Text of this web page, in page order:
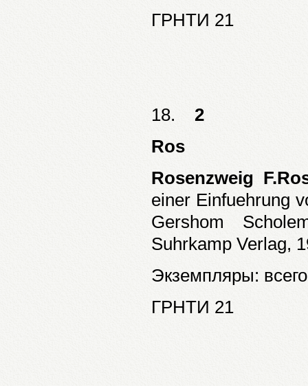
ГРНТИ 21
18. 2
Ros
Rosenzweig
einer Einfuehrung
Gershom
Suhrkamp Verlag,
Экземпляры:
ГРНТИ 21